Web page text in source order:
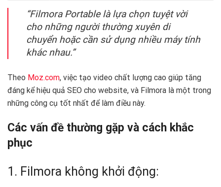
“Filmora Portable là lựa chọn tuyệt vời
cho những người thường xuyên di
chuyển hoặc cần sử dụng nhiều máy tính
khác nhau.”
Theo Moz.com, việc tạo video chất lượng cao giúp tăng
đáng kể hiệu quả SEO cho website, và Filmora là một trong
những công cụ tốt nhất để làm điều này.
Các vấn đề thường gặp và cách khắc
phục
1. Filmora không khởi động: